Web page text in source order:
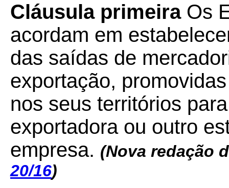
Cláusula primeiraOs
acordam em
das saídas de
exportação,
nos seus territórios
exportadora ou outro
empresa. (Nova redação
20/16)